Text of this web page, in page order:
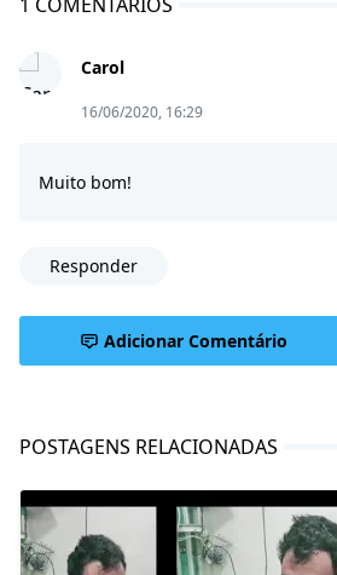
Carol
16/06/2020, 16:29
Muito bom!
Responder
Adicionar Comentário
POSTAGENS RELACIONADAS